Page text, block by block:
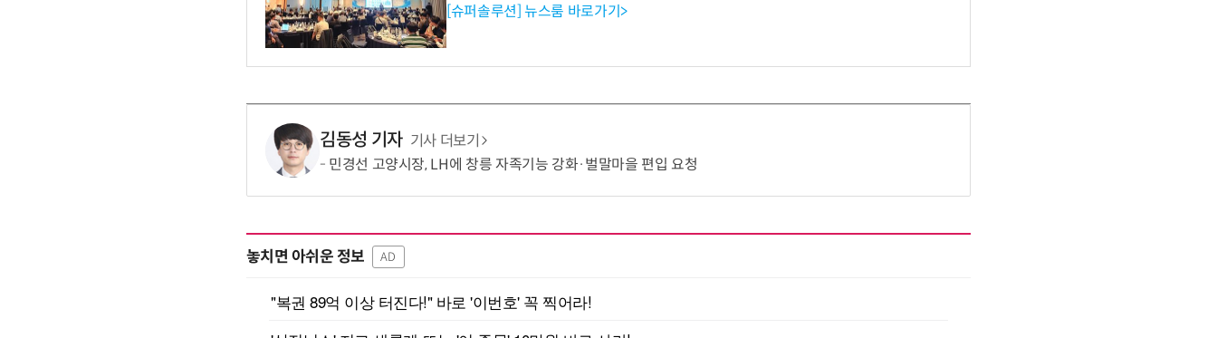
[슈퍼솔루션] 뉴스룸 바로가기>
김동성 기자 기사 더보기
민경선 고양시장, LH에 창릉 자족기능 강화·벌말마을 편입 요청
놓치면 아쉬운 정보 AD